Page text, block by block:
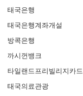
태국은행
태국은행계좌개설
방콕은행
까시껀뱅크
타일랜드프리빌리지카드
태국의료관광